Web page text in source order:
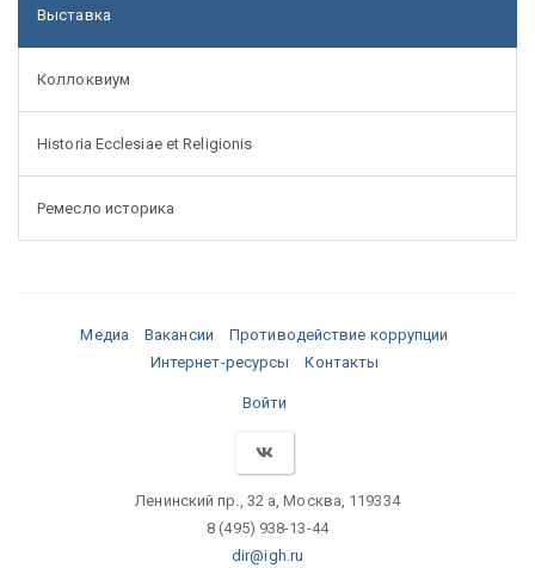
Выставка
Коллоквиум
Historia Ecclesiae et Religionis
Ремесло историка
Медиа Вакансии
Противодействие коррупции
Интернет-ресурсы
Контакты
Войти
Ленинский пр., 32 а, Москва, 119334
8 (495) 938-13-44
dir@igh.ru